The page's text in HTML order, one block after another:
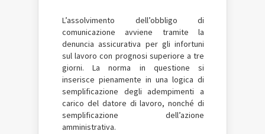
L’assolvimento dell’obbligo di
comunicazione avviene tramite la
denuncia assicurativa per gli infortuni
sul lavoro con prognosi superiore a tre
giorni. La norma in questione si
inserisce pienamente in una logica di
semplificazione degli adempimenti a
carico del datore di lavoro, nonché di
semplificazione dell’azione
amministrativa.